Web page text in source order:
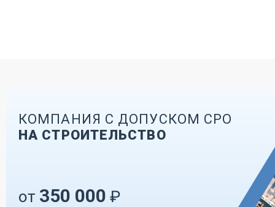
КОМПАНИЯ С ДОПУСКОМ СРО
НА СТРОИТЕЛЬСТВО
от 350 000 ₽